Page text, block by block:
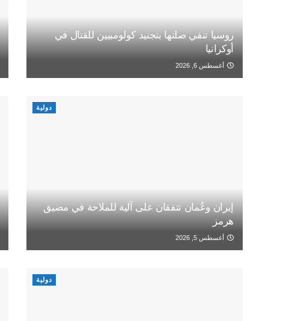
روسيا تنفي صلتها بتجنيد كولومبيين للقتال في
أوكرانيا
أغسطس 6, 2026
دولية
إيران وعُمان تتفقان على آلية للملاحة في مضيق
هرمز
أغسطس 5, 2026
دولية